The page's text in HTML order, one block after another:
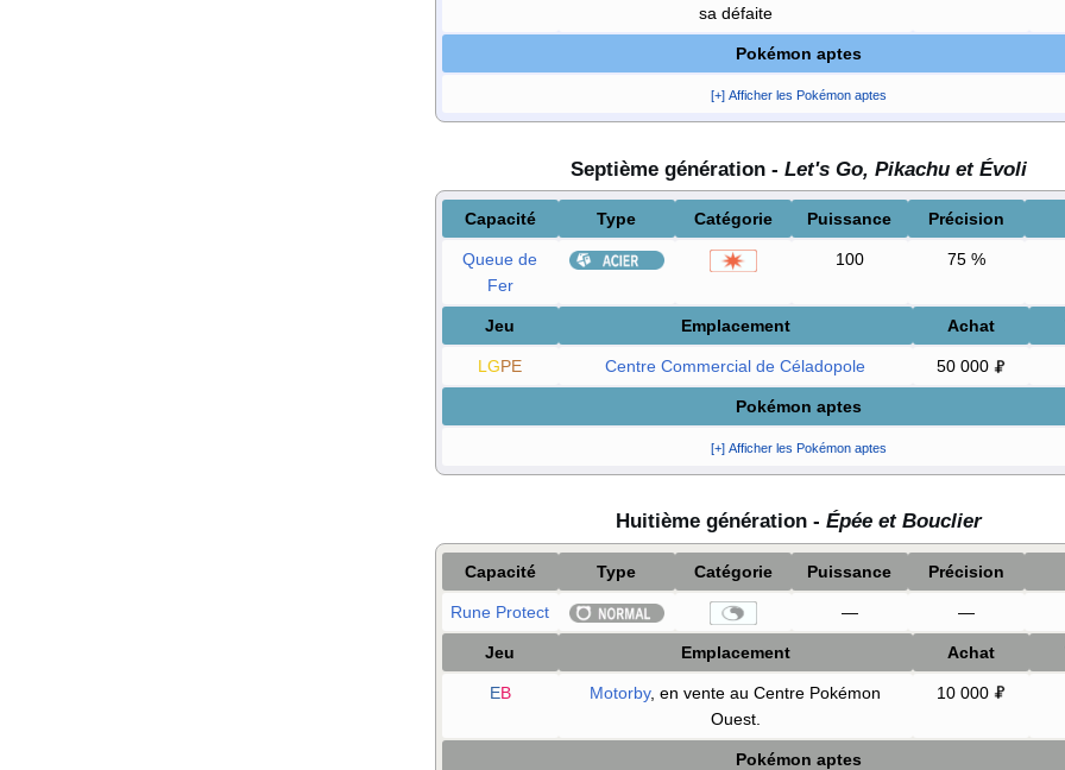
sa défaite
Pokémon aptes
[+] Afficher les Pokémon aptes
Septième génération - Let's Go, Pikachu et Évoli
Capacité Type Catégorie Puissance Précision
Queue de
Fer
100 75 %
Jeu Emplacement Achat
LGPE Centre Commercial de Céladopole 50 000
Pokémon aptes
[+] Afficher les Pokémon aptes
Huitième génération - Épée et Bouclier
Capacité Type Catégorie Puissance Précision
Rune Protect — —
Jeu Emplacement Achat
EB Motorby, en vente au Centre Pokémon
Ouest.
10 000
Pokémon aptes